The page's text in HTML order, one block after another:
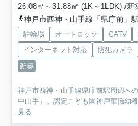
26.08㎡～31.88㎡ (1K～1LDK) /新
神戸市西神・山手線「県庁前」
駐輪場 オートロック CATV
インターネット対応
防犯カメラ
新築
神戸市西神・山手線県庁前駅周辺へ
中山手」。認定こども園神戸華僑幼
見る